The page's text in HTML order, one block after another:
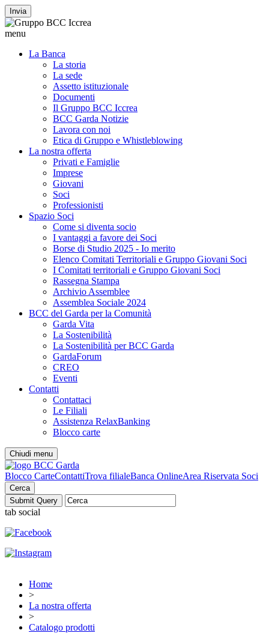
Invia
menu
La Banca
La storia
La sede
Assetto istituzionale
Documenti
Il Gruppo BCC Iccrea
BCC Garda Notizie
Lavora con noi
Etica di Gruppo e Whistleblowing
La nostra offerta
Privati e Famiglie
Imprese
Giovani
Soci
Professionisti
Spazio Soci
Come si diventa socio
I vantaggi a favore dei Soci
Borse di Studio 2025 - Io merito
Elenco Comitati Territoriali e Gruppo Giovani Soci
I Comitati territoriali e Gruppo Giovani Soci
Rassegna Stampa
Archivio Assemblee
Assemblea Sociale 2024
BCC del Garda per la Comunità
Garda Vita
La Sostenibilità
La Sostenibilità per BCC Garda
GardaForum
CREO
Eventi
Contatti
Contattaci
Le Filiali
Assistenza RelaxBanking
Blocco carte
Chiudi menu
Blocco CarteContattiTrova filialeBanca OnlineArea Riservata Soci
Cerca
tab social
Home
>
La nostra offerta
>
Catalogo prodotti